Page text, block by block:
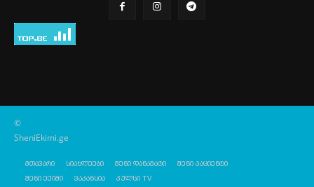
©
SheniEkimi.ge
მთავარი სიახლეები შენი დანამატი
შენი პაციენტი
შენი ექიმი
ვაკანსია პულსი TV